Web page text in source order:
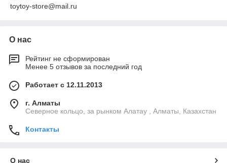
toytoy-store@mail.ru
О нас
Рейтинг не сформирован
Менее 5 отзывов за последний год
Работает с 12.11.2013
г. Алматы
Северное кольцо, за рынком Алатау , Алматы, Казахстан
Контакты
О нас